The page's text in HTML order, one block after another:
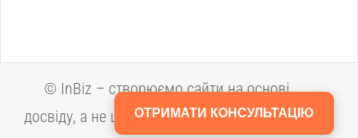
ОТРИМАТИ КОНСУЛЬТАЦІЮ
© InBiz – створюємо сайти на основі
досвіду, а не шаблонів